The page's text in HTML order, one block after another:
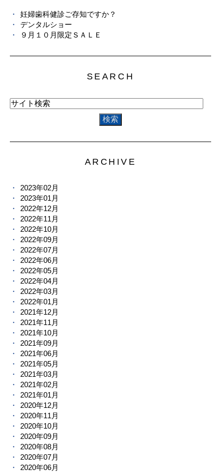
妊婦歯科健診ご存知ですか？
デンタルショー
９月１０月限定ＳＡＬＥ
SEARCH
ARCHIVE
2023年02月
2023年01月
2022年12月
2022年11月
2022年10月
2022年09月
2022年07月
2022年06月
2022年05月
2022年04月
2022年03月
2022年01月
2021年12月
2021年11月
2021年10月
2021年09月
2021年06月
2021年05月
2021年03月
2021年02月
2021年01月
2020年12月
2020年11月
2020年10月
2020年09月
2020年08月
2020年07月
2020年06月